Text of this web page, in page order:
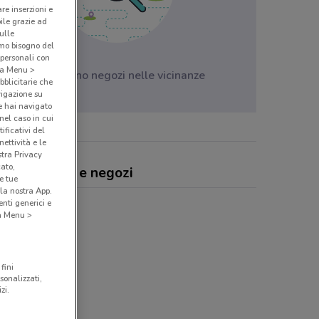
Non ci sono negozi nelle vicinanze
offerte e negozi
inserzioni e
grazie ad
bisogno del
con
Menu >
che
su
hai navigato
caso in cui
del
e le
Privacy
tue
nostra App.
generici e
Menu >
fini